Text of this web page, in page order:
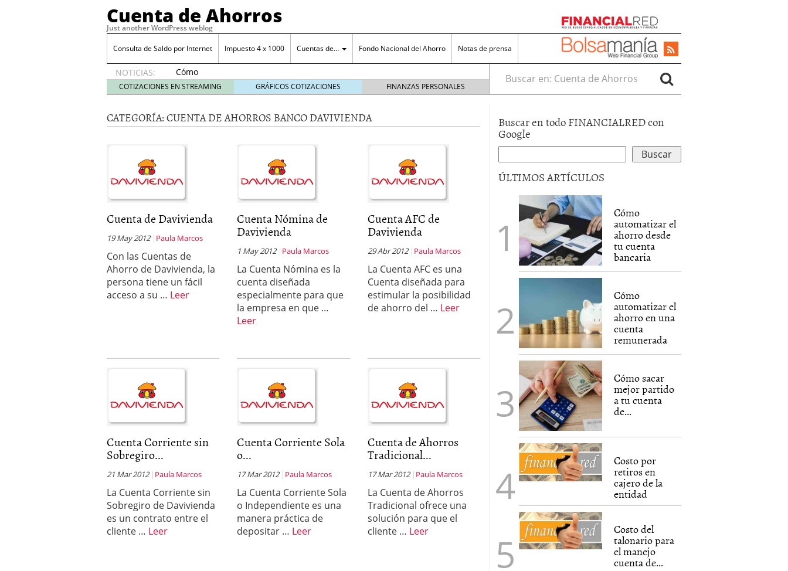
Cuenta de Ahorros
Just another WordPress weblog
Consulta de Saldo por Internet Impuesto 4 x 1000 Cuentas de… Fondo Nacional del Ahorro Notas de prensa
NOTICIAS:
Cómo
automatizar
el ahorro
cuenta
bancaria
Cómo automatizar el ahorro en una cuenta remunerada
octubre 25, 2024
Cómo sacar mejor partido a tu cuenta de ahorro
octubre 11, 2024
Costo del talonario para el manejo cuenta de ahorros
COTIZACIONES EN STREAMING GRÁFICOS COTIZACIONES FINANZAS PERSONALES
Buscar en:
CATEGORÍA:CUENTA DE AHORROS BANCO DAVIVIENDA
Cuenta de Davivienda
19 May 2012 Paula Marcos
Con las Cuentas de
Ahorro de Davivienda, la
persona tiene un fácil
acceso a su … Leer
Cuenta Nómina de
Davivienda
1 May 2012 Paula Marcos
La Cuenta Nómina es la
cuenta diseñada
especialmente para que
la empresa en que …
Leer
Cuenta AFC de
Davivienda
29 Abr 2012 Paula Marcos
La Cuenta AFC es una
Cuenta diseñada para
estimular la posibilidad
de ahorro del … Leer
Cuenta Corriente sin
Sobregiro...
21 Mar 2012 Paula Marcos
La Cuenta Corriente sin
Sobregiro de Davivienda
es un contrato entre el
cliente … Leer
Cuenta Corriente Sola
o...
17 Mar 2012 Paula Marcos
La Cuenta Corriente Sola
o Independiente es una
manera práctica de
depositar … Leer
Cuenta de Ahorros
Tradicional...
17 Mar 2012 Paula Marcos
La Cuenta de Ahorros
Tradicional ofrece una
solución para que el
cliente … Leer
Buscar en todo FINANCIALRED con
Google
ÚLTIMOS ARTÍCULOS
Cómo
automatizar el
ahorro desde
tu cuenta
bancaria
Cómo
automatizar el
ahorro en una
cuenta
remunerada
Cómo sacar
mejor partido
a tu cuenta
de...
Costo por
retiros en
cajero de la
entidad
Costo del
talonario para
el manejo
cuenta de...